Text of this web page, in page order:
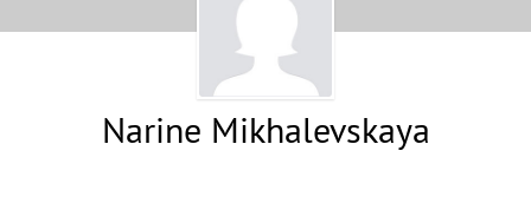
Narine Mikhalevskaya